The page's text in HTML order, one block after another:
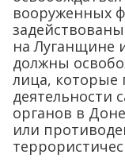
вооруженных
на Луганщине
должны
лица, которые
деятельности
органов в
или